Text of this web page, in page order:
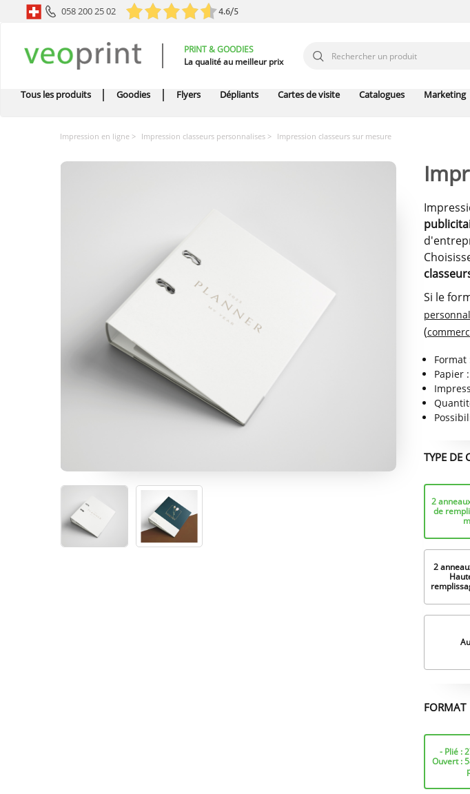
058 200 25 02 4.6/5
PRINT & GOODIES
La qualité au meilleur prix
Tous les produits Goodies Flyers Dépliants Cartes de visite Catalogues Marketing
Impression en ligne Impression classeurs personnalises Impression classeurs sur mesure
Si le
(
Format
Papier
Format
plié
TYPE DE
2
de
2
Format
FORMAT
- Plié :
Ouvert :